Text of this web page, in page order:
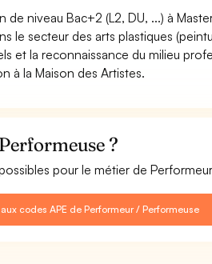
niveau Bac+2 (L2, DU, ...) à
le secteur des arts plastiques
et la reconnaissance du milieu
à la Maison des Artistes.
?
pour le métier de
codes APE de Performeur / Performeuse